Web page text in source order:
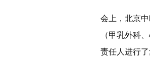
会上，北京
（甲乳外科
责任人进行